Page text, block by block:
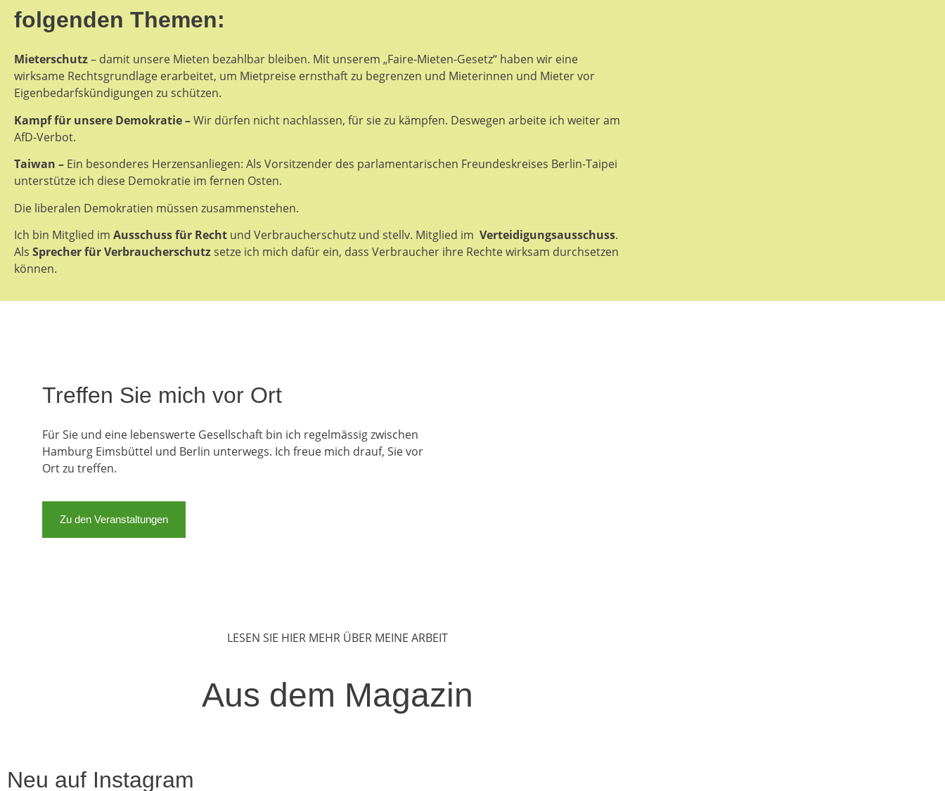
folgenden Themen:
Mieterschutz– damit unsere Mieten bezahlbar bleiben. Mit unserem „Faire-Mieten-Gesetz“ haben wir eine
wirksame Rechtsgrundlage erarbeitet, um Mietpreise ernsthaft zu begrenzen und Mieterinnen und Mieter vor
Eigenbedarfskündigungen zu schützen.
Kampf für unsere Demokratie –Wir dürfen nicht nachlassen, für sie zu kämpfen. Deswegen arbeite ich weiter am
AfD-Verbot.
Taiwan – Ein besonderes Herzensanliegen: Als Vorsitzender des parlamentarischen Freundeskreises Berlin-Taipei
unterstütze ich diese Demokratie im fernen Osten.
Die liberalen Demokratien müssen zusammenstehen.
Ich bin Mitglied im Ausschuss für Recht und Verbraucherschutz und stellv. Mitglied im Verteidigungsausschuss.
Als Sprecher für Verbraucherschutzsetze ich mich dafür ein, dass Verbraucher ihre Rechte wirksam durchsetzen
können.
Treffen Sie mich vor Ort
Für Sie und eine lebenswerte Gesellschaft bin ich regelmässig zwischen
Hamburg Eimsbüttel und Berlin unterwegs. Ich freue mich drauf, Sie vor
Ort zu treffen.
Zu den Veranstaltungen
LESEN SIE HIER MEHR ÜBER MEINE ARBEIT
Aus dem Magazin
Neu auf Instagram